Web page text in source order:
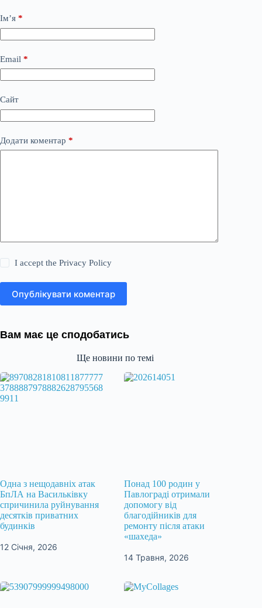
Ім’я *
Email *
Сайт
Додати коментар *
I accept thePrivacy Policy
Опублікувати коментар
Вам має це сподобатись
Ще новини по темі
Одна з нещодавніх атак
БпЛА на Васильківку
спричинила руйнування
десятків приватних
будинків
12 Січня, 2026
Понад 100 родин у
Павлограді отримали
допомогу від
благодійників для
ремонту після атаки
«шахеда»
14 Травня, 2026